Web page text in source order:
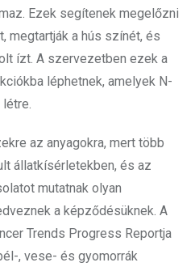
Ezek segítenek megelőzni
megtartják a hús színét, és
ízt. A szervezetben ezek a
léphetnek, amelyek N-
az anyagokra, mert több
állatkísérletekben, és az
mutatnak olyan
a képződésüknek. A
Trends Progress Reportja
, vese- és gyomorrák